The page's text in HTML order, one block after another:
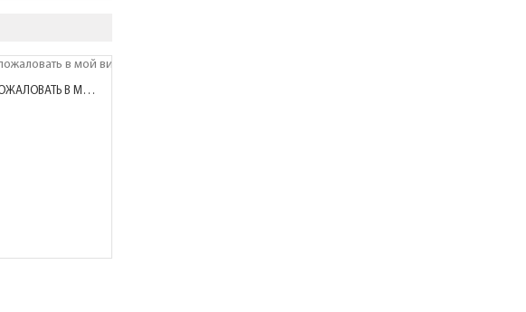
ДОБРО ПОЖАЛОВАТЬ В МОЙ ВИРТУАЛЬНЫЙ МИР!